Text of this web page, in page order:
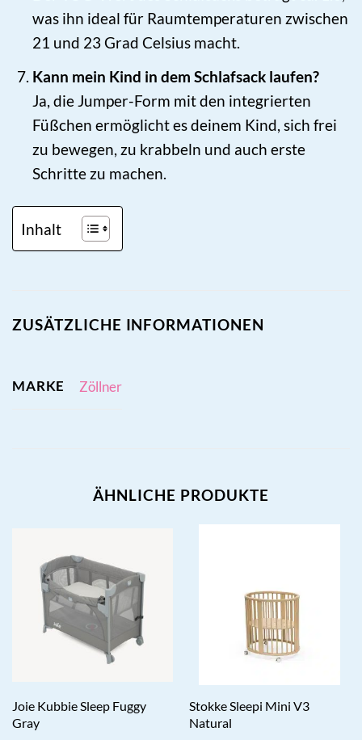
was ihn ideal für Raumtemperaturen zwischen
21 und 23 Grad Celsius macht.
Kann mein Kind in dem Schlafsack laufen?
Ja, die Jumper-Form mit den integrierten
Füßchen ermöglicht es deinem Kind, sich frei
zu bewegen, zu krabbeln und auch erste
Schritte zu machen.
Inhalt
ZUSÄTZLICHE INFORMATIONEN
MARKE Zöllner
ÄHNLICHE PRODUKTE
Joie Kubbie Sleep Fuggy
Gray
Stokke Sleepi Mini V3
Natural